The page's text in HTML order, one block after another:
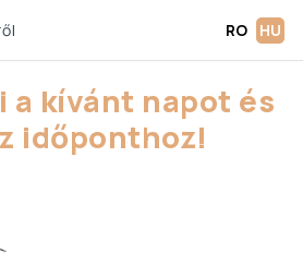
RO HU
a kívánt napot és
időponthoz!